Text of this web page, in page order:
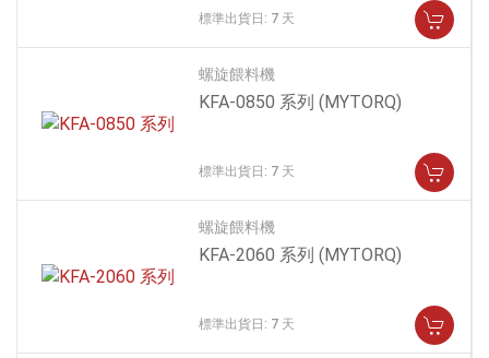
標準出貨日: 7 天
螺旋餵料機
KFA-0850 系列 (MYTORQ)
標準出貨日: 7 天
螺旋餵料機
KFA-2060 系列 (MYTORQ)
標準出貨日: 7 天